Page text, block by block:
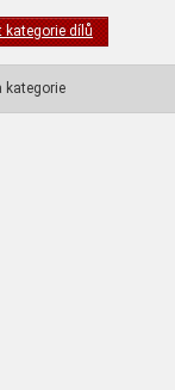
kategorie dílů
kategorie